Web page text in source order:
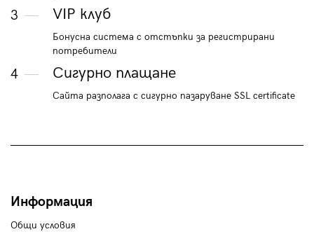
3 VIP клуб
Бонусна система с отстъпки за регистрирани
потребители
4 Сигурно плащане
Сайта разполага с сигурно пазаруване SSL certificate
Информация
Общи условия